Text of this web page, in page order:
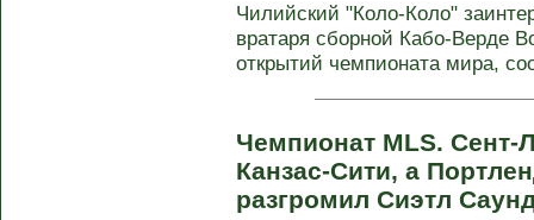
Чилийский "Коло-Коло"
вратаря сборной Кабо-Верде
открытий чемпионата мира,
Чемпионат MLS. Сент-
Канзас-Сити, а
разгромил Сиэтл